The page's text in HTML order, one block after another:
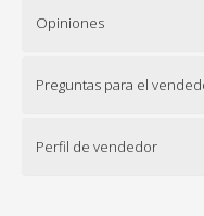
Opiniones
Preguntas para el
Perfil de vendedor